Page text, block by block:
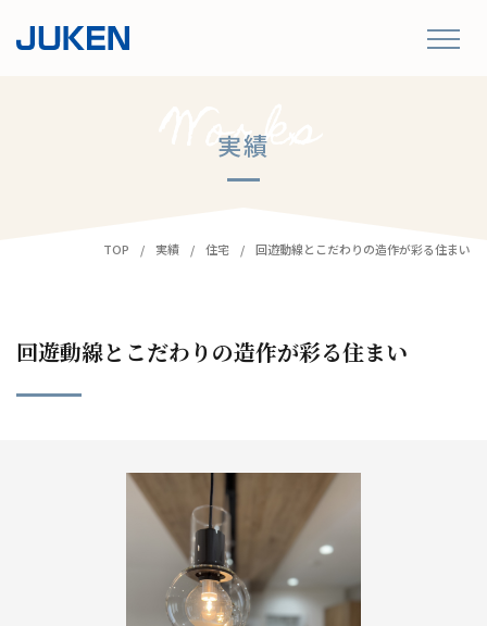
実績
TOP 実績 住宅 回遊動線とこだわりの造作が彩る住まい
回遊動線とこだわりの造作が彩る住まい